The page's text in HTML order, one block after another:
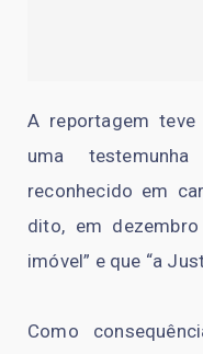
A reportagem
uma
reconhecido em
dito, em
imóvel” e que “a
Como